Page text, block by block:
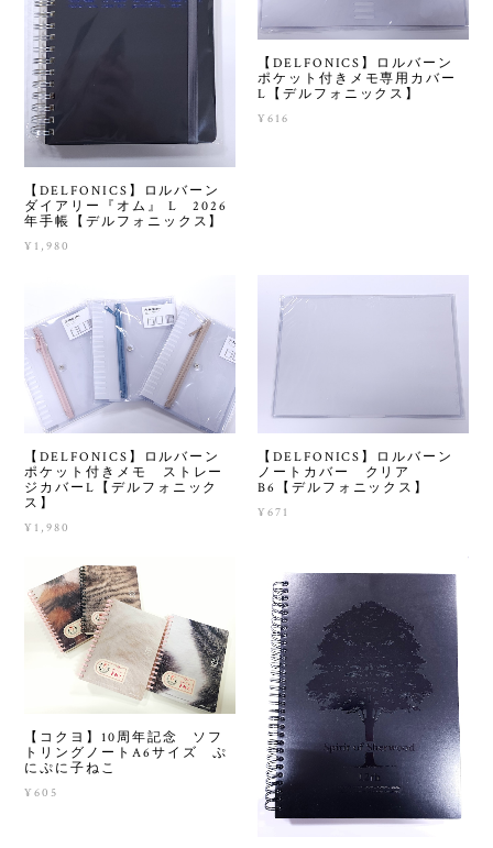
【DELFONICS】ロルバーン
ダイアリー『オム』 L 2026
年手帳【デルフォニックス】
¥1,980
【DELFONICS】ロルバーン
ポケット付きメモ専用カバー
L【デルフォニックス】
¥616
【DELFONICS】ロルバーン
ポケット付きメモ ストレー
ジカバーL【デルフォニック
ス】
¥1,980
【DELFONICS】ロルバーン
ノートカバー クリア
B6【デルフォニックス】
¥671
【コクヨ】10周年記念 ソフ
トリングノートA6サイズ ぷ
にぷに子ねこ
¥605